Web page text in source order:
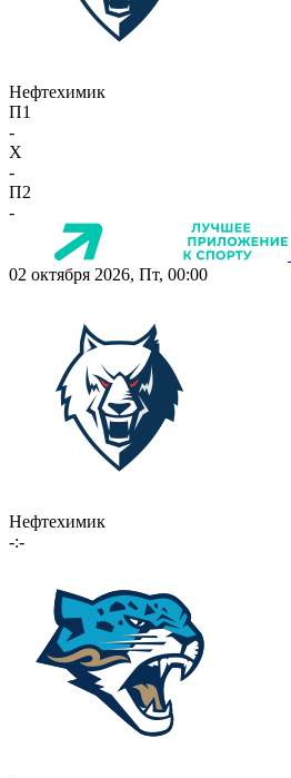
Нефтехимик
П1
-
X
-
П2
-
02 октября 2026, Пт, 00:00
Нефтехимик
-:-